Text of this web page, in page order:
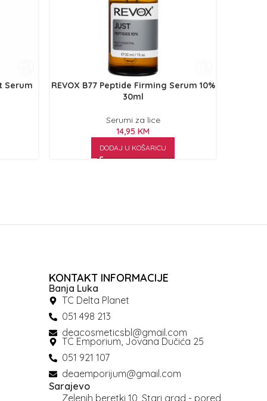
Serum
REVOX B77 Peptide Firming Serum 10%
30ml
Serumi za lice
14,95 KM
DODAJ U KOŠARICU
KONTAKT INFORMACIJE
Banja Luka
TC Delta Planet
051 498 213
deacosmeticsbl@gmail.com
TC Emporium, Jovana Dučića 25
051 921 107
deaemporijum@gmail.com
Sarajevo
Zelenih beretki 10, Stari grad - pored